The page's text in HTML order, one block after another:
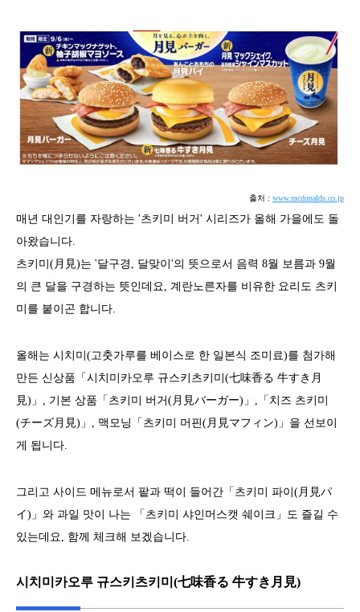
출처 : www.mcdonalds.co.jp
매년 대인기를 자랑하는 '츠키미 버거' 시리즈가 올해 가을에도 돌
아왔습니다.
츠키미(月見)는 '달구경, 달맞이'의 뜻으로서 음력 8월 보름과 9월
의 큰 달을 구경하는 뜻인데요, 계란노른자를 비유한 요리도 츠키
미를 붙이곤 합니다.
올해는 시치미(고춧가루를 베이스로 한 일본식 조미료)를 첨가해
만든 신상품「시치미카오루 규스키츠키미(七味香る 牛すき月
見)」, 기본 상품「츠키미 버거(月見バーガー)」,「치즈 츠키미
(チーズ月見)」, 맥모닝「츠키미 머핀(月見マフィン)」을 선보이
게 됩니다.
그리고 사이드 메뉴로서 팥과 떡이 들어간「츠키미 파이(月見パ
イ)」와 과일 맛이 나는 「츠키미 샤인머스캣 쉐이크」도 즐길 수
있는데요, 함께 체크해 보겠습니다.
시치미카오루 규스키츠키미(七味香る 牛すき月見)